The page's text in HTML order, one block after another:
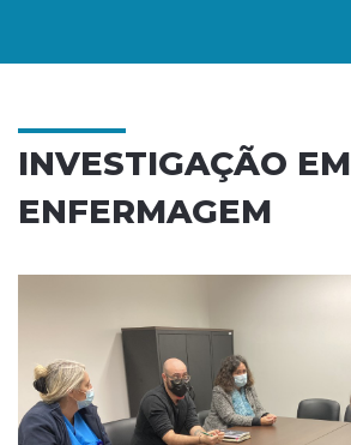
INVESTIGAÇÃO EM
ENFERMAGEM